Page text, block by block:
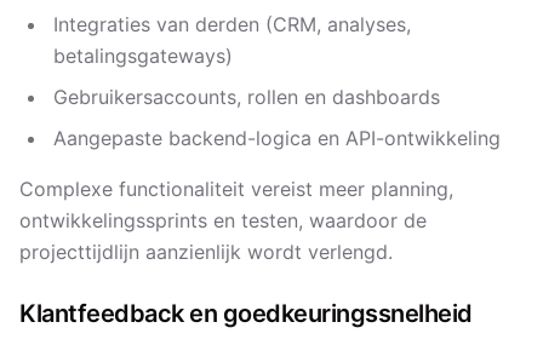
Integraties van derden (CRM, analyses,
betalingsgateways)
Gebruikersaccounts, rollen en dashboards
Aangepaste backend-logica en API-ontwikkeling
Complexe functionaliteit vereist meer planning,
ontwikkelingssprints en testen, waardoor de
projecttijdlijn aanzienlijk wordt verlengd.
Klantfeedback en goedkeuringssnelheid